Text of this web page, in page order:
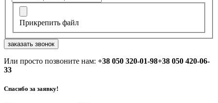
Прикрепить файл
заказать звонок
Или просто позвоните нам: +38 050 320-01-98+38 050 420-06-
33
Спасибо за заявку!